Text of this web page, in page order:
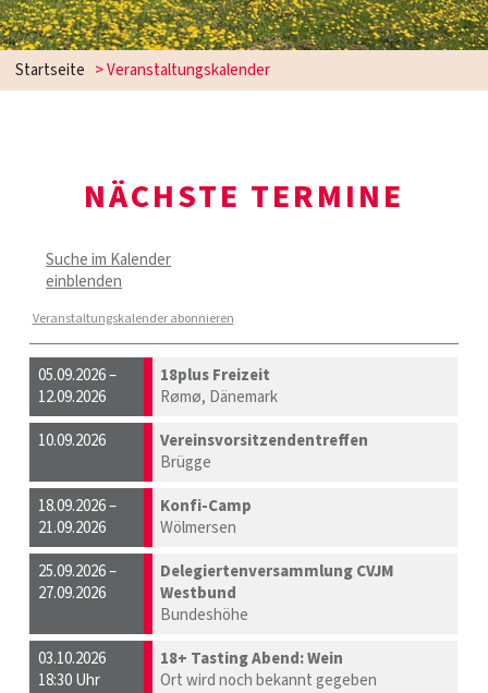
Startseite > Veranstaltungskalender
NÄCHSTE TERMINE
Suche im Kalender
einblenden
Veranstaltungskalender abonnieren
05.09.2026 –
12.09.2026
18plus Freizeit
Rømø, Dänemark
10.09.2026
Vereinsvorsitzendentreffen
Brügge
18.09.2026 –
21.09.2026
Konfi-Camp
Wölmersen
25.09.2026 –
27.09.2026
Delegiertenversammlung CVJM
Westbund
Bundeshöhe
03.10.2026
18:30 Uhr
18+ Tasting Abend: Wein
Ort wird noch bekannt gegeben